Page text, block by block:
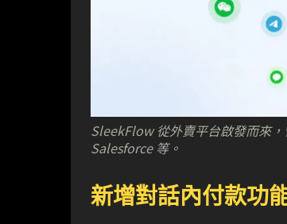
SleekFlow 從外賣平台啟發而來
Salesforce 等。
新增對話內付款功